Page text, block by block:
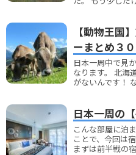
【動物王国
ーまとめ３０
日本一周中で見
なります。 北海
がないんです！
日本一周の
こんな部屋に泊
ことで、今回は
まずは前半戦の